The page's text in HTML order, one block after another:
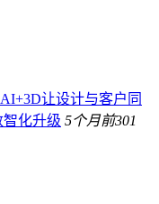
让设计与客户同
化升级 5个月前301